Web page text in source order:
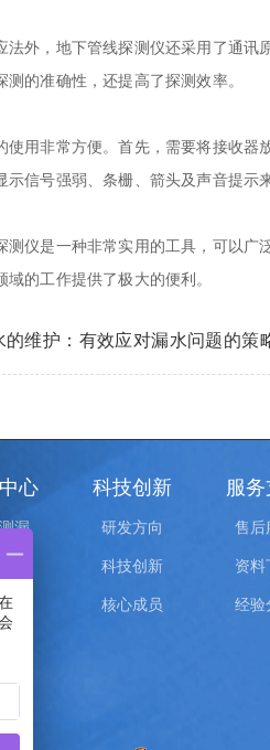
，地下管线探测仪还采用了通讯
测的准确性，还提高了探测效率。
非常方便。首先，需要将接收器
示信号强弱、条栅、箭头及声音提示
是一种非常实用的工具，可以广
的工作提供了极大的便利。
维护：有效应对漏水问题的策
心
漏
测
涌
达
科技创新
研发方向
科技创新
核心成员
服
售后
资料
经验